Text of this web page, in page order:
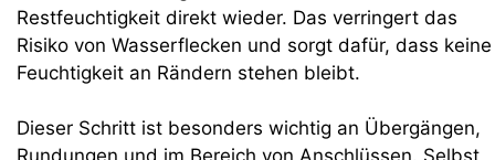
Restfeuchtigkeit direkt wieder. Das verringert das
Risiko von Wasserflecken und sorgt dafür, dass keine
Feuchtigkeit an Rändern stehen bleibt.
Dieser Schritt ist besonders wichtig an Übergängen,
Rundungen und im Bereich von Anschlüssen. Selbst